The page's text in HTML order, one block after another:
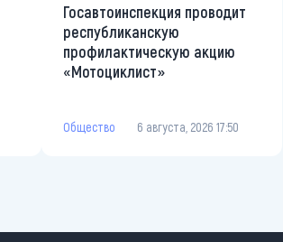
Госавтоинспекция проводит
республиканскую
профилактическую акцию
«Мотоциклист»
Общество 6 августа, 2026 17:50